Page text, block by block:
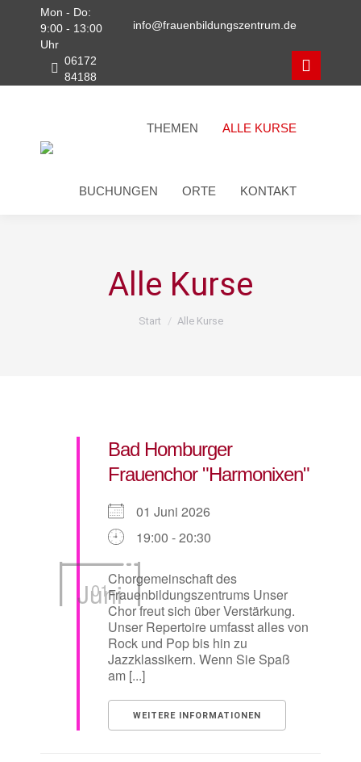
Mon - Do:
9:00 - 13:00
Uhr
06172
84188
info@frauenbildungszentrum.de
THEMEN ALLE KURSE
BUCHUNGEN ORTE KONTAKT
Alle Kurse
Sie befinden sich hier:
Start Alle Kurse
01
Juni
Bad Homburger
Frauenchor "Harmonixen"
01 Juni 2026
19:00 - 20:30
Chorgemeinschaft des
Frauenbildungszentrums Unser
Chor freut sich über Verstärkung.
Unser Repertoire umfasst alles von
Rock und Pop bis hin zu
Jazzklassikern. Wenn Sie Spaß
am [...]
WEITERE INFORMATIONEN